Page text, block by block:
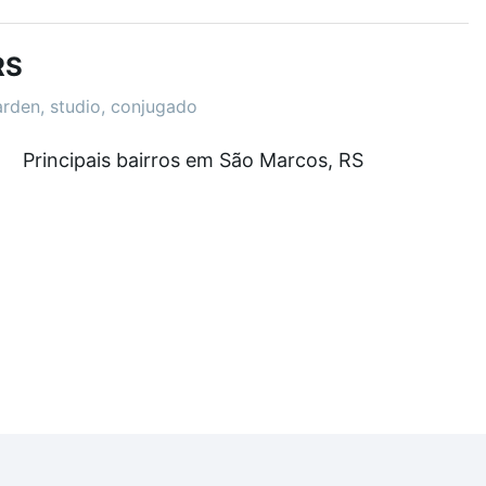
salão de festas ou área verde e encontrar
processo de compra, veja em nosso portal
Loft, com você até as chaves.
studio, conjugado
Principais bairros em São Marcos, RS